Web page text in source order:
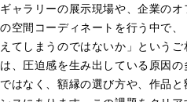
ギャラリーの展示現場や、企業の
の空間コーディネートを行う中で
えてしまうのではないか」という
は、圧迫感を生み出している原因
ではなく、額縁の選び方や、作品